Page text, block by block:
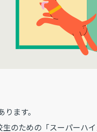
ます。
生のための「スーパーハ